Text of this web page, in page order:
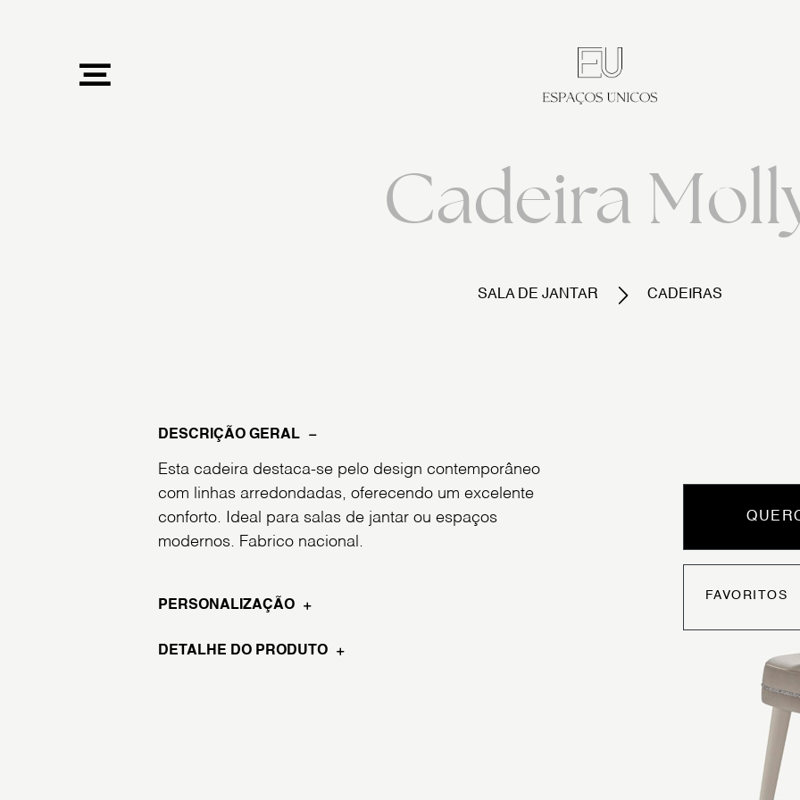
Cadeira
SALA DE JANTAR CADEIRAS
DESCRIÇÃO GERAL
Esta cadeira destaca-se pelo design contemporâneo
com linhas arredondadas, oferecendo um excelente
conforto. Ideal para salas de jantar ou espaços
modernos. Fabrico nacional.
PERSONALIZAÇÃO
DETALHE DO PRODUTO
FAVORITOS